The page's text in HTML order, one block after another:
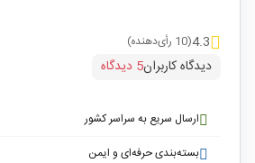
4.3(10 رأی‌دهنده)
دیدگاه کاربران5 دیدگاه
ارسال سریع به سراسر کشور
بسته‌بندی حرفه‌ای و ایمن